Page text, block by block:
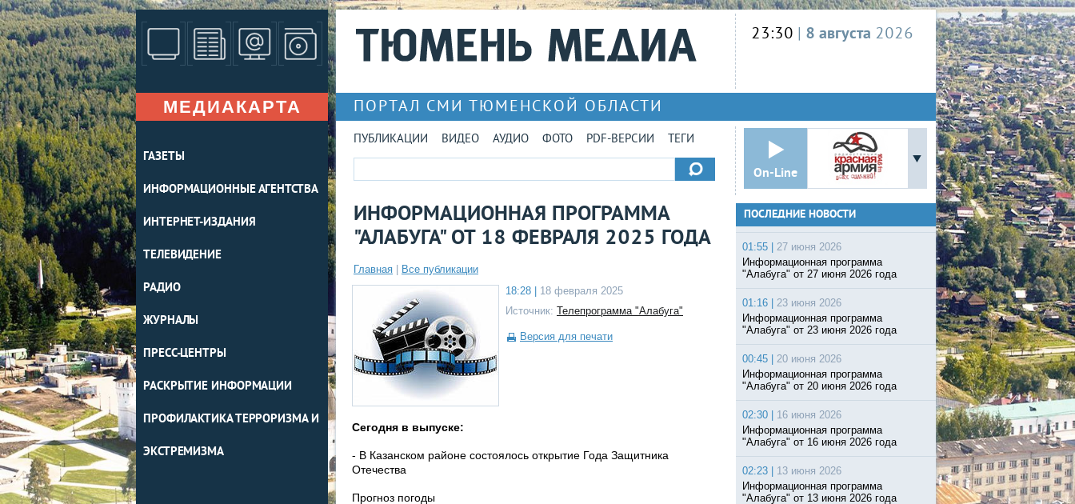
МЕДИАКАРТА
ГАЗЕТЫ
ИНФОРМАЦИОННЫЕ АГЕНТСТВА
ИНТЕРНЕТ-ИЗДАНИЯ
ТЕЛЕВИДЕНИЕ
РАДИО
ЖУРНАЛЫ
ПРЕСС-ЦЕНТРЫ
РАСКРЫТИЕ ИНФОРМАЦИИ
ПРОФИЛАКТИКА ТЕРРОРИЗМА И
ЭКСТРЕМИЗМА
23:30 | 8 августа 2026
ПОРТАЛ СМИ ТЮМЕНСКОЙ ОБЛАСТИ
ПУБЛИКАЦИИ ВИДЕО АУДИО ФОТО PDF-ВЕРСИИ ТЕГИ
On-Line
ИНФОРМАЦИОННАЯ ПРОГРАММА
"АЛАБУГА" ОТ 18 ФЕВРАЛЯ 2025 ГОДА
Главная
Все публикации
18:28 |
18 февраля 2025
Источник: Телепрограмма "Алабуга"
Версия для печати
Сегодня в выпуске:
- В Казанском районе состоялось открытие Года Защитника
Отечества
Прогноз погоды
ПОСЛЕДНИЕ НОВОСТИ
01:55 |
27 июня 2026
Информационная программа
"Алабуга" от 27 июня 2026 года
01:16 |
23 июня 2026
Информационная программа
"Алабуга" от 23 июня 2026 года
00:45 |
20 июня 2026
Информационная программа
"Алабуга" от 20 июня 2026 года
02:30 |
16 июня 2026
Информационная программа
"Алабуга" от 16 июня 2026 года
02:23 |
13 июня 2026
Информационная программа
"Алабуга" от 13 июня 2026 года